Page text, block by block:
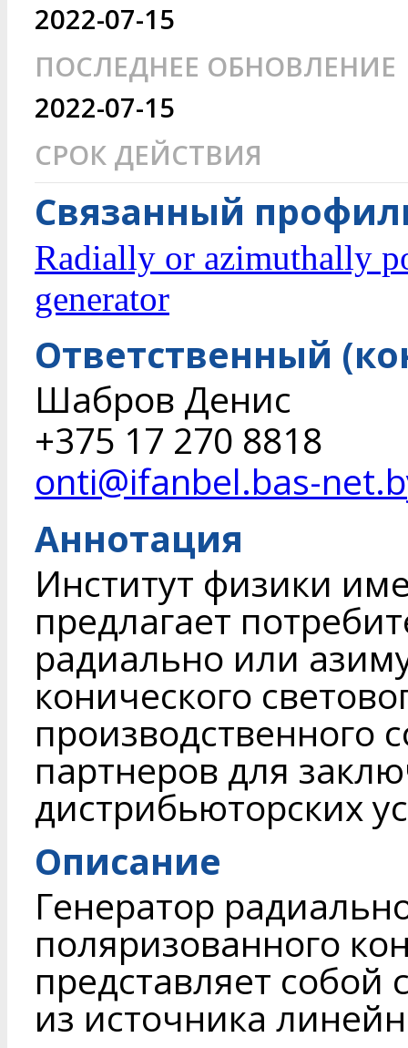
2022-07-15
ПОСЛЕДНЕЕ ОБНОВЛЕНИЕ
2022-07-15
СРОК ДЕЙСТВИЯ
Связанный
Radially or azimuthally
generator
Ответственный
Шабров Денис
+375 17 270 8818
onti@ifanbel.bas-
Аннотация
Институт физики
предлагает
радиально или
конического
производственного
партнеров для
дистрибьюторских
Описание
Генератор
поляризованного
представляет собой
из источника